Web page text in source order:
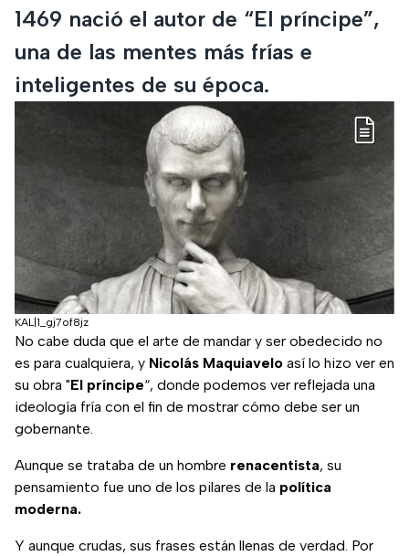
1469 nació el autor de “El príncipe”,
una de las mentes más frías e
inteligentes de su época.
KAL|1_gj7of8jz
No cabe duda que el arte de mandar y ser obedecido no
es para cualquiera, y Nicolás Maquiavelo así lo hizo ver en
su obra "El príncipe“, donde podemos ver reflejada una
ideología fría con el fin de mostrar cómo debe ser un
gobernante.
Aunque se trataba de un hombre renacentista, su
pensamiento fue uno de los pilares de la política
moderna.
Y aunque crudas, sus frases están llenas de verdad. Por